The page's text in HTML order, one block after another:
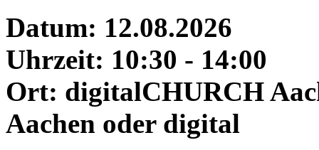
Datum: 12.08.2026
Uhrzeit: 10:30 - 14:00
Ort: digitalCHURCH
Aachen oder digital